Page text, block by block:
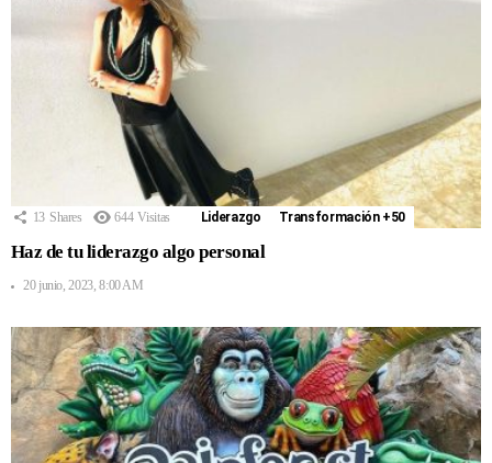
13 Shares 644 Visitas Liderazgo Transformación +50
Haz de tu liderazgo algo personal
20 junio, 2023, 8:00 AM